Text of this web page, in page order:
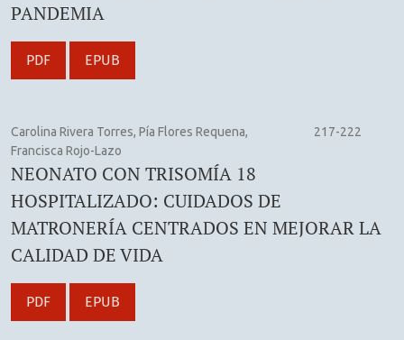
PANDEMIA
PDF EPUB
Carolina Rivera Torres, Pía Flores Requena,
Francisca Rojo-Lazo
217-222
NEONATO CON TRISOMÍA 18
HOSPITALIZADO: CUIDADOS DE
MATRONERÍA CENTRADOS EN MEJORAR LA
CALIDAD DE VIDA
PDF EPUB